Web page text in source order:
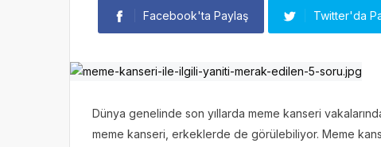
Facebook'ta Paylaş Twitter'da
Dünya genelinde son yıllarda meme kanseri
meme kanseri, erkeklerde de görülebiliyor. Meme